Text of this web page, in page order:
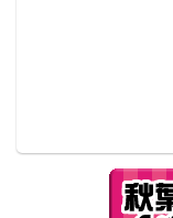
キャンペーン概